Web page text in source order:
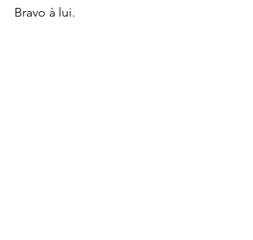
Bravo à lui.